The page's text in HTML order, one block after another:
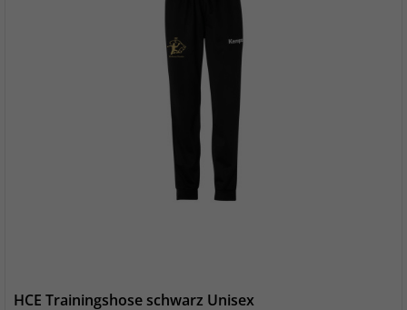
HCE Trainingshose schwarz Unisex